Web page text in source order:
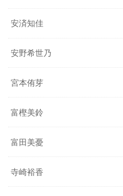
安済知佳
安野希世乃
宮本侑芽
富樫美鈴
富田美憂
寺崎裕香